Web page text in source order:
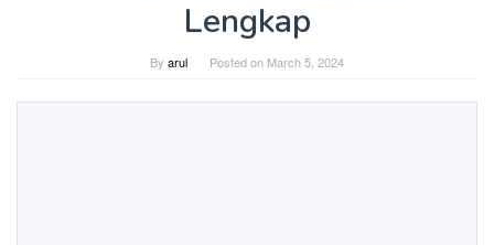
Lengkap
By arul Posted on March 5, 2024